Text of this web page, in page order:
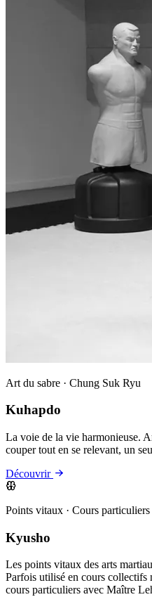
Art du sabre · Chung Suk Ryu
Kuhapdo
La voie de la vie harmonieuse.
couper tout en se relevant, un
Découvrir
Points vitaux · Cours
Kyusho
Les points vitaux des arts
Parfois utilisé en cours collectifs
cours particuliers avec Maître